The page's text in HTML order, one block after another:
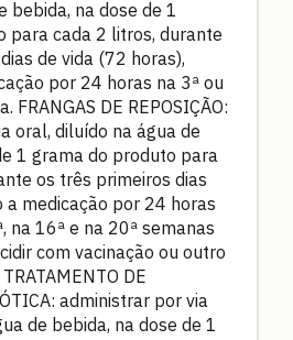
bebida, na dose de 1
para cada 2 litros, durante
de vida (72 horas),
por 24 horas na 3ª ou
FRANGAS DE REPOSIÇÃO:
oral, diluído na água de
1 grama do produto para
os três primeiros dias
a medicação por 24 horas
na 16ª e na 20ª semanas
com vacinação ou outro
DE
administrar por via
de bebida, na dose de 1